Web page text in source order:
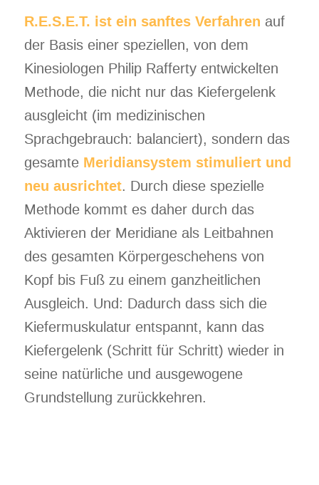
R.E.S.E.T. ist ein sanftes Verfahren auf
der Basis einer speziellen, von dem
Kinesiologen Philip Rafferty entwickelten
Methode, die nicht nur das Kiefergelenk
ausgleicht (im medizinischen
Sprachgebrauch: balanciert), sondern das
gesamte Meridiansystem stimuliert und
neu ausrichtet. Durch diese spezielle
Methode kommt es daher durch das
Aktivieren der Meridiane als Leitbahnen
des gesamten Körpergeschehens von
Kopf bis Fuß zu einem ganzheitlichen
Ausgleich. Und: Dadurch dass sich die
Kiefermuskulatur entspannt, kann das
Kiefergelenk (Schritt für Schritt) wieder in
seine natürliche und ausgewogene
Grundstellung zurückkehren.